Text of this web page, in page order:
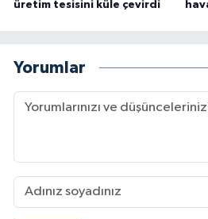
üretim tesisini küle çevirdi
Yorumlar